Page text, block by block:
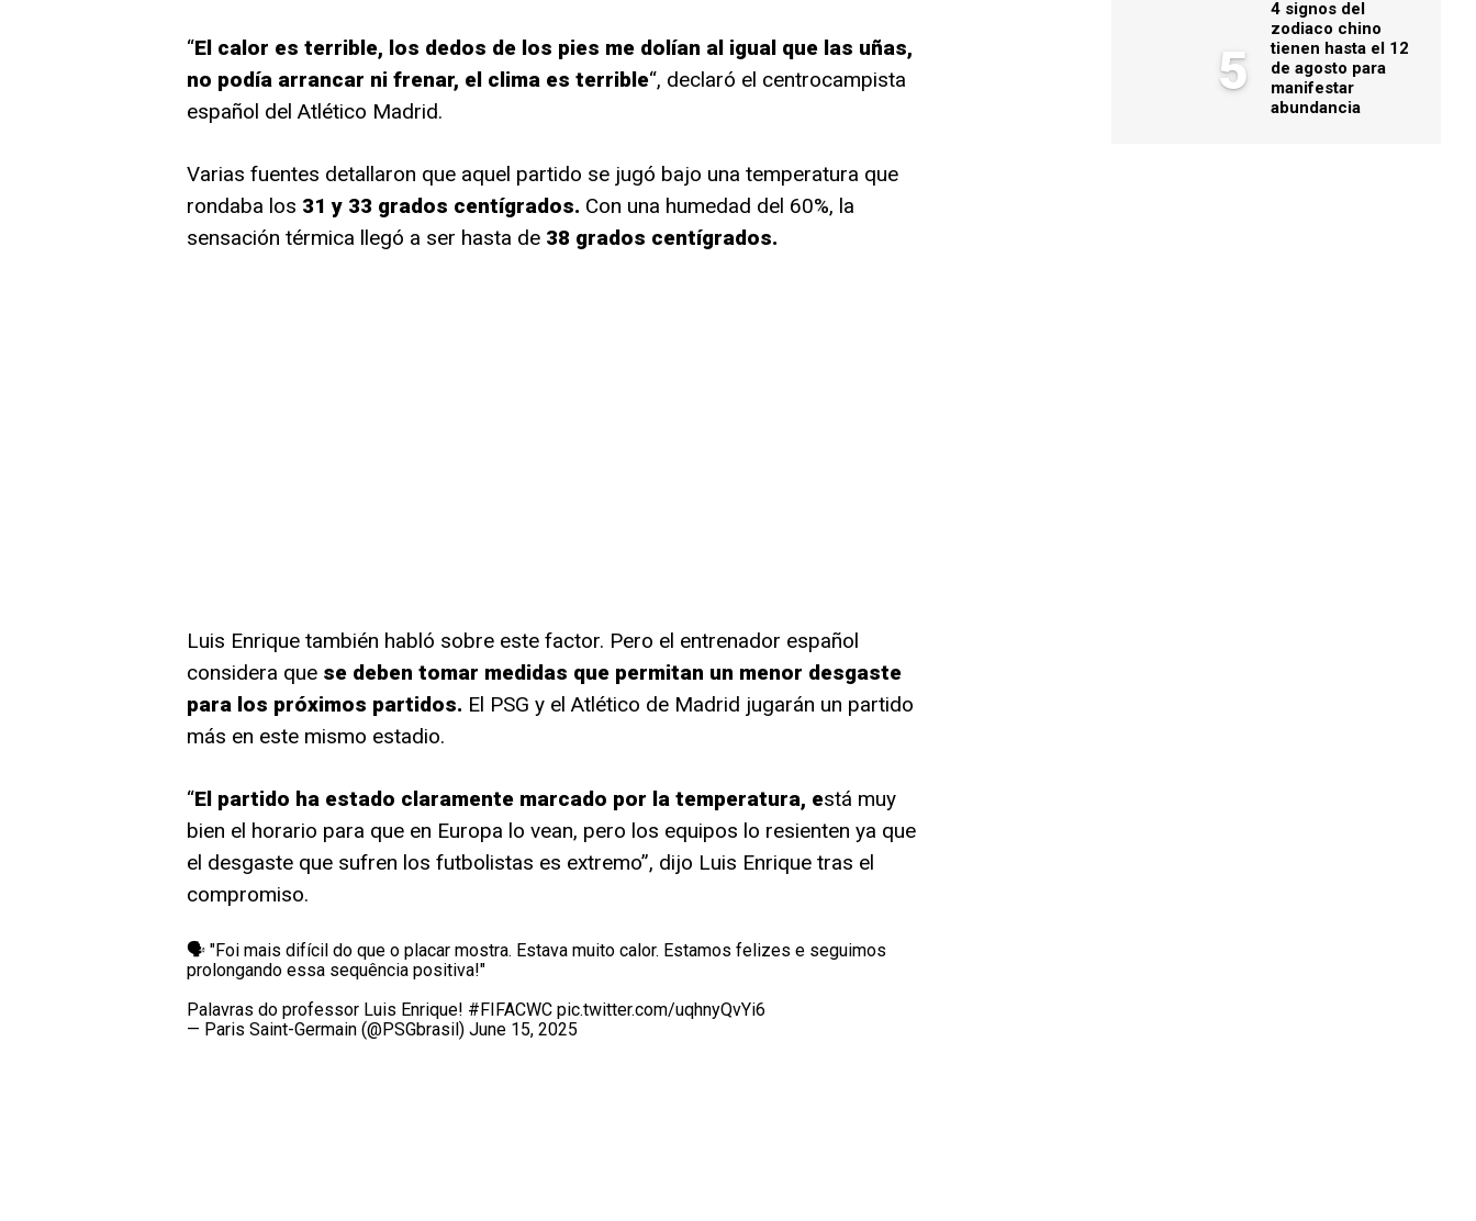
“El calor es terrible, los dedos de los pies me dolían al igual que las uñas,
no podía arrancar ni frenar, el clima es terrible“, declaró el centrocampista
español del Atlético Madrid.
Varias fuentes detallaron que aquel partido se jugó bajo una temperatura que
rondaba los 31 y 33 grados centígrados. Con una humedad del 60%, la
sensación térmica llegó a ser hasta de 38 grados centígrados.
Luis Enrique también habló sobre este factor. Pero el entrenador español
considera que se deben tomar medidas que permitan un menor desgaste
para los próximos partidos. El PSG y el Atlético de Madrid jugarán un partido
más en este mismo estadio.
“El partido ha estado claramente marcado por la temperatura, está muy
bien el horario para que en Europa lo vean, pero los equipos lo resienten ya que
el desgaste que sufren los futbolistas es extremo”, dijo Luis Enrique tras el
compromiso.
🗣️ "Foi mais difícil do que o placar mostra. Estava muito calor. Estamos felizes e seguimos
prolongando essa sequência positiva!"
Palavras do professor Luis Enrique! #FIFACWC pic.twitter.com/uqhnyQvYi6
— Paris Saint-Germain (@PSGbrasil) June 15, 2025
5
4 signos del
zodiaco chino
tienen hasta el 12
de agosto para
manifestar
abundancia